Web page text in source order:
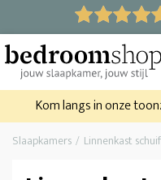
Kom langs in onze
Slaapkamers Linnenkast